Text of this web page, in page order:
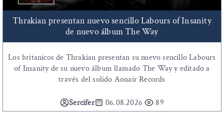
Thrakian presentan nuevo sencillo Labours of Insanity
de nuevo álbum The Way
Los britanicos de Thrakian presentan su nuevo sencillo Labours
of Insanity de su nuevo álbum llamado The Way y editado a
través del solido Aonair Records
Sercifer 06.08.2026 89